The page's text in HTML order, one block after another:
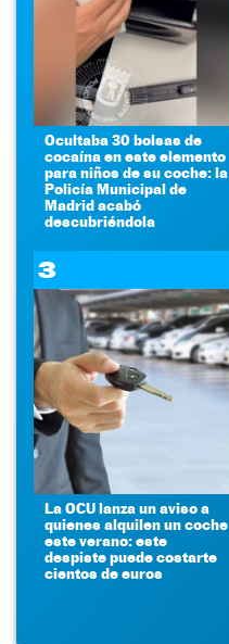
Ocultaba 30 bolsas de
cocaína en este elemento
para niños de su coche: la
Policía Municipal de
Madrid acabó
descubriéndola
3
La OCU lanza un aviso a
quienes alquilen un coche
este verano: este
despiste puede costarte
cientos de euros